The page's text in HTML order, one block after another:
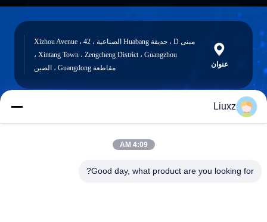
عنوان
مبنى D ، حديقة Huabang الصناعية ، 42 Xizhou Avenue ،
Xintang Town ، Zengcheng District ، Guangzhou ،
مقاطعة Guangdong ، الصين
Liuxz
4:09 AM
Good day, what product are you looking for?